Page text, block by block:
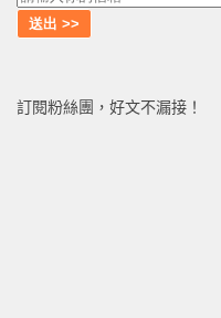
訂閱粉絲團，好文不漏接！